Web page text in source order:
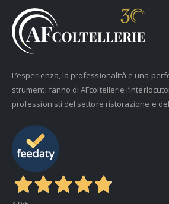
L’esperienza, la professionalità e una
strumenti fanno di AFcoltellerie
professionisti del settore ristorazione e